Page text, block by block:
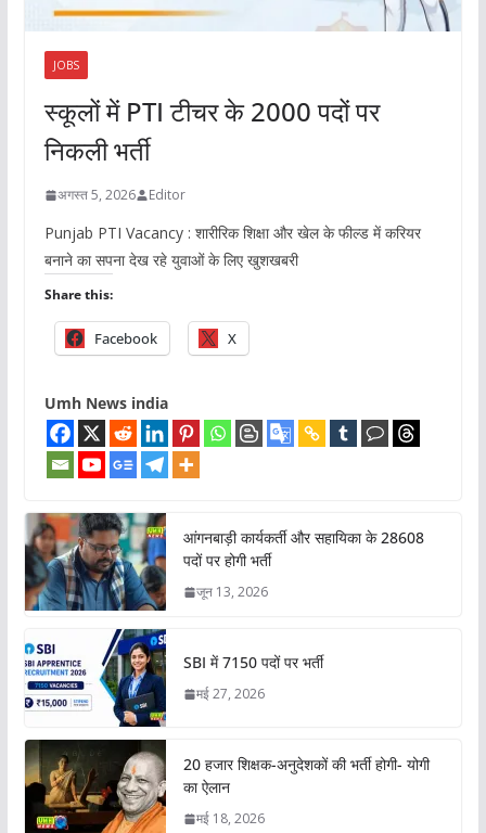
JOBS
स्कूलों में PTI टीचर के 2000 पदों पर
निकली भर्ती
अगस्त 5, 2026 Editor
Punjab PTI Vacancy : शारीरिक शिक्षा और खेल के फील्ड में करियर
बनाने का सपना देख रहे युवाओं के लिए खुशखबरी
Share this:
Facebook X
Umh News india
आंगनबाड़ी कार्यकर्ती और सहायिका के 28608
पदों पर होगी भर्ती
जून 13, 2026
SBI में 7150 पदों पर भर्ती
मई 27, 2026
20 हजार शिक्षक-अनुदेशकों की भर्ती होगी- योगी
का ऐलान
मई 18, 2026